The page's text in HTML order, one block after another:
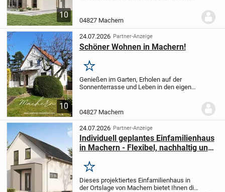
10
vereinbaren.Tel.: 0176-21303693
04827 Machern
10
24.07.2026 Partner-Anzeige
Schöner Wohnen in Machern!
Merken
Genießen im Garten, Erholen auf der
Sonnenterrasse und Leben in den eigenen
beliebten Städtchen Machern.
Grundlegende...
04827 Machern
24.07.2026 Partner-Anzeige
Individuell geplantes Einfamilienhaus
in Machern - Flexibel, nachhaltig und
Merken
Dieses projektiertes Einfamilienhaus in
der Ortslage von Machern bietet Ihnen die